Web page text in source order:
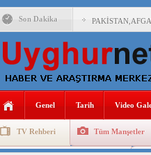
Son Dakika
ANAHTAR
ÇİN’İN DOĞU
DİYANET
Genel Tarih Video
TV Rehberi Tüm Manşetler